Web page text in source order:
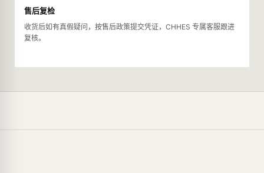
售后复检
收货后如有真假疑问，按售后政策提交凭证，CHHES 专属客服跟进
复核。